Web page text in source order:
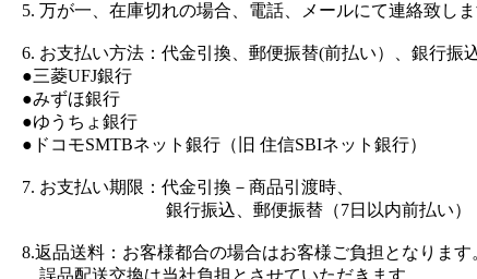
5. 万が一、在庫切れの場合、電話、メールにて連絡致しま
6. お支払い方法：代金引換、郵便振替(前払い）、銀行振
●三菱UFJ銀行
●みずほ銀行
●ゆうちょ銀行
●ドコモSMTBネット銀行（旧 住信SBIネット銀行）
7. お支払い期限：代金引換－商品引渡時、
銀行振込、郵便振替（7日以内前払い）
8.返品送料：お客様都合の場合はお客様ご負担となります
誤品配送交換は当社負担とさせていただきます。